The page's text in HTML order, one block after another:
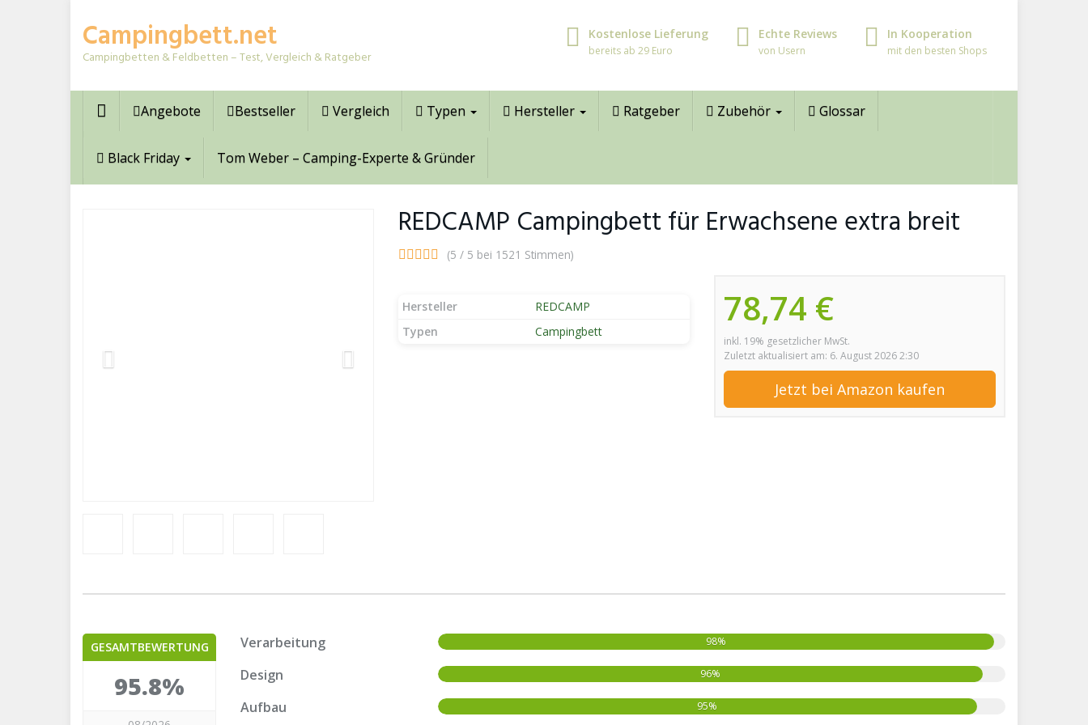
Campingbett.net
Campingbetten & Feldbetten – Test, Vergleich & Ratgeber
Kostenlose Lieferung
bereits ab 29 Euro
Echte Reviews
von Usern
In Kooperation
mit den besten Shops
Angebote Bestseller Vergleich Typen Hersteller Ratgeber Zubehör Glossar
Black Friday Tom Weber – Camping-Experte & Gründer
REDCAMP Campingbett für Erwachsene extra breit
(5 / 5 bei 1521 Stimmen)
78,74 €
inkl. 19% gesetzlicher MwSt.
Zuletzt aktualisiert am: 6. August 2026 2:30
Jetzt bei Amazon kaufen
Hersteller
REDCAMP
Typen
Campingbett
GESAMTBEWERTUNG
95.8%
Verarbeitung 98%
Design 96%
Aufbau 95%